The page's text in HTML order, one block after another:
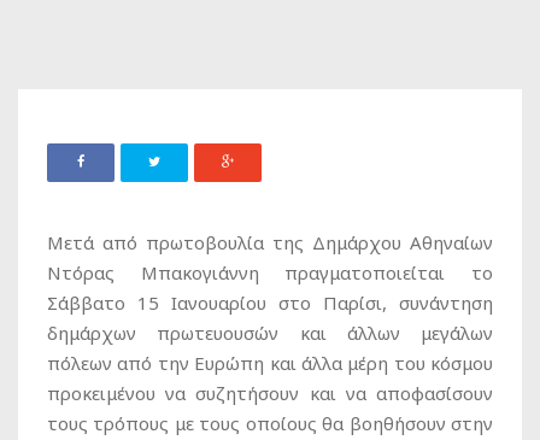
Μετά από πρωτοβουλία της Δημάρχου Αθηναίων
Ντόρας Μπακογιάννη πραγματοποιείται το
Σάββατο 15 Ιανουαρίου στο Παρίσι, συνάντηση
δημάρχων πρωτευουσών και άλλων μεγάλων
πόλεων από την Ευρώπη και άλλα μέρη του κόσμου
προκειμένου να συζητήσουν και να αποφασίσουν
τους τρόπους με τους οποίους θα βοηθήσουν στην